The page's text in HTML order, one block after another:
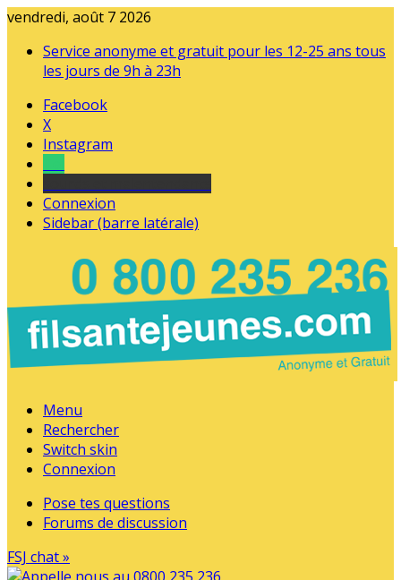
vendredi, août 7 2026
Service anonyme et gratuit pour les 12-25 ans tous
les jours de 9h à 23h
Facebook
X
Instagram
Connexion
Sidebar (barre latérale)
Menu
Rechercher
Switch skin
Connexion
Pose tes questions
Forums de discussion
FSJ chat »